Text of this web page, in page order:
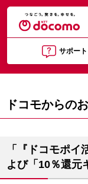
サポート
ドコモからの
「『ドコモポ
よび「10％還元